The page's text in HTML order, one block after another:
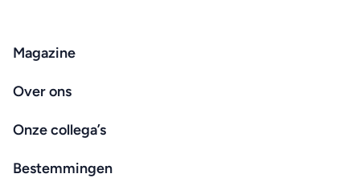
Magazine
Over ons
Onze collega’s
Bestemmingen